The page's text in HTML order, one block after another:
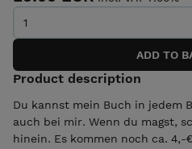
Product description
Du kannst mein Buch in jedem
auch bei mir. Wenn du magst,
hinein. Es kommen noch ca. 4,-